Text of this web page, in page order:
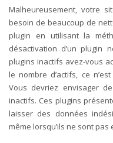
Malheureusement, votre
besoin de beaucoup de
plugin en utilisant la
désactivation d’un plugin
plugins inactifs avez-vous
le nombre d’actifs, ce
Vous devriez envisager
inactifs. Ces plugins
laisser des données
même lorsqu’ils ne sont pas